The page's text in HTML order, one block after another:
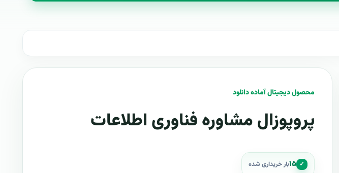
محصول دیجیتال آماده دانلود
پروپوزال مشاوره فناوری اطلاعات
✓ ۱۵بار خریداری شده